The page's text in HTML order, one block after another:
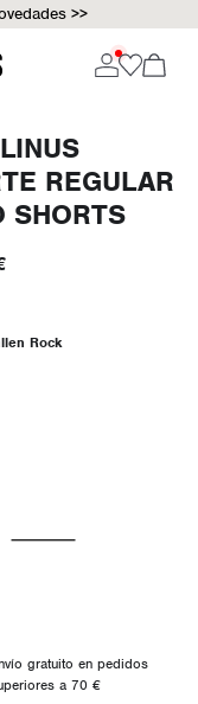
>>
REGULAR
SHORTS
Rock
gratuito en pedidos
a 70 €